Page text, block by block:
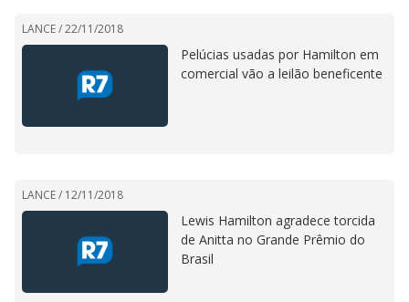
LANCE /22/11/2018
Pelúcias usadas por Hamilton em
comercial vão a leilão beneficente
LANCE / 12/11/2018
Lewis Hamilton agradece torcida
de Anitta no Grande Prêmio do
Brasil